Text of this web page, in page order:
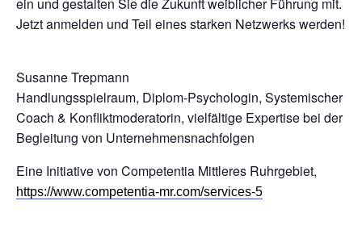
Jetzt anmelden und Teil eines starken Netzwerks werden!
Susanne Trepmann
Handlungsspielraum, Diplom-Psychologin, Systemischer
Coach & Konfliktmoderatorin, vielfältige Expertise bei der
Begleitung von Unternehmensnachfolgen
Eine Initiative von Competentia Mittleres Ruhrgebiet,
https://www.competentia-mr.com/services-5